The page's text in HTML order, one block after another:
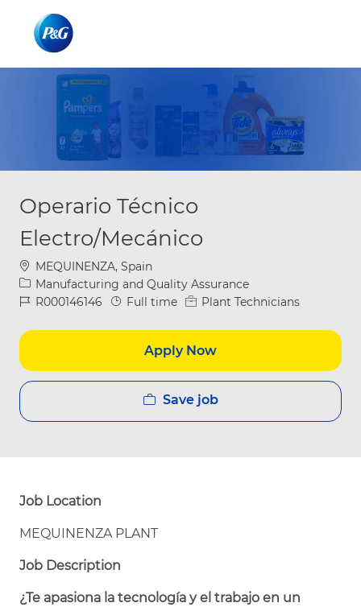
Operario Técnico
Electro/Mecánico
Location
MEQUINENZA, Spain
Category
Manufacturing and Quality Assurance
Job IdR000146146 Job Type
Full time Plant Technicians
Apply Now
Save job
Job Location
MEQUINENZA PLANT
Job Description
¿Te apasiona la tecnología y el trabajo en un